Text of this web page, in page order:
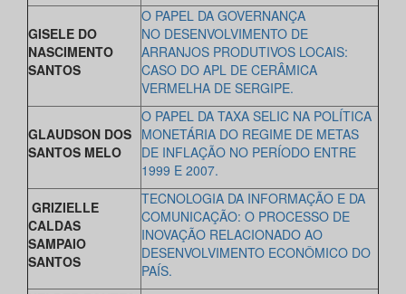
GISELE DO
NASCIMENTO
SANTOS
O PAPEL DA GOVERNANÇA
NO DESENVOLVIMENTO DE
ARRANJOS PRODUTIVOS LOCAIS:
CASO DO APL DE CERÂMICA
VERMELHA DE SERGIPE.
GLAUDSON DOS
SANTOS MELO
O PAPEL DA TAXA SELIC NA POLÍTICA
MONETÁRIA DO REGIME DE METAS
DE INFLAÇÃO NO PERÍODO ENTRE
1999 E 2007.
GRIZIELLE
CALDAS
SAMPAIO
SANTOS
TECNOLOGIA DA INFORMAÇÃO E DA
COMUNICAÇÃO: O PROCESSO DE
INOVAÇÃO RELACIONADO AO
DESENVOLVIMENTO ECONÔMICO DO
PAÍS.